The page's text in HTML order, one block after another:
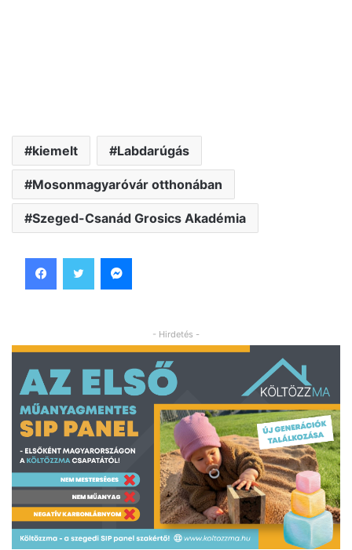
kiemelt Labdarúgás
Mosonmagyaróvár otthonában
Szeged-Csanád Grosics Akadémia
- Hirdetés -